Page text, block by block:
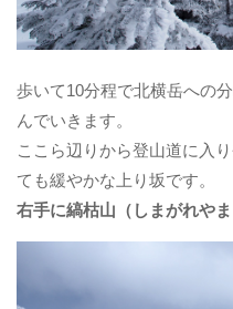
歩いて10分程で北横岳への
んでいきます。
ここら辺りから登山道に入
ても緩やかな上り坂です。
右手に縞枯山（しまがれや